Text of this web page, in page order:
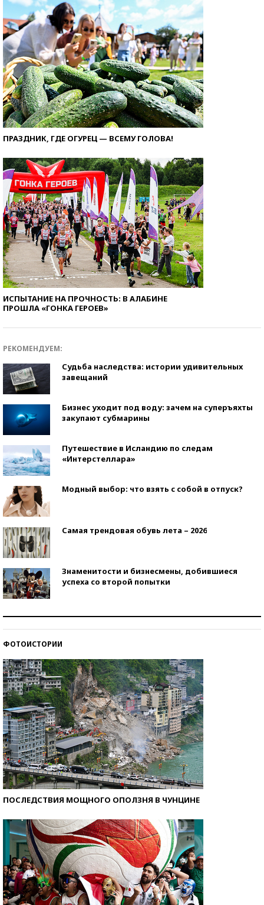
ПРАЗДНИК, ГДЕ ОГУРЕЦ — ВСЕМУ ГОЛОВА!
ИСПЫТАНИЕ НА ПРОЧНОСТЬ: В АЛАБИНЕ
ПРОШЛА «ГОНКА ГЕРОЕВ»
РЕКОМЕНДУЕМ:
Судьба наследства: истории удивительных
завещаний
Бизнес уходит под воду: зачем на суперъяхты
закупают субмарины
Путешествие в Исландию по следам
«Интерстеллара»
Модный выбор: что взять с собой в отпуск?
Самая трендовая обувь лета – 2026
Знаменитости и бизнесмены, добившиеся
успеха со второй попытки
ФОТОИСТОРИИ
ПОСЛЕДСТВИЯ МОЩНОГО ОПОЛЗНЯ В ЧУНЦИНЕ